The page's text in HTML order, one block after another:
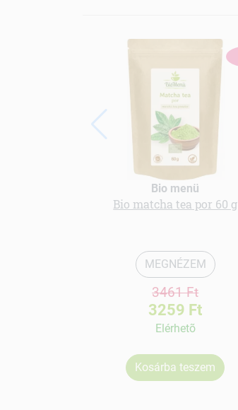
Bio menü
Bio matcha tea por 60 g
MEGNÉZEM
3461 Ft
3259 Ft
Elérhetõ
Kosárba teszem